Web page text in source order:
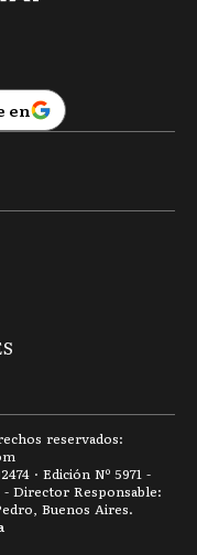
en
reservados:
· Edición Nº 5971 -
Director Responsable:
Buenos Aires.